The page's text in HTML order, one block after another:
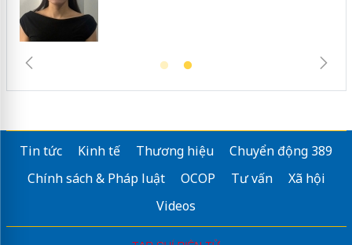
Tin tức Kinh tế Thương hiệu
Chuyển động 389
Chính sách & Pháp luật
OCOP Tư vấn
Xã hội
Videos